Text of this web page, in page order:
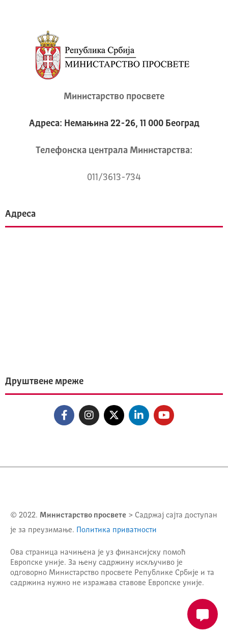
Министарство просвете
Адреса: Немањина 22-26, 11 000 Београд
Телeфонска централа Mинистарства:
011/3613-734
Адреса
Друштвене мреже
© 2022. Министарство просвете > Садржај сајта доступан
је за преузимање. Политика приватности
Ова страница начињена је уз финансијску помоћ
Европске уније. За њену садржину искључиво је
одговорно Министарство просвете Републике Србије и та
садржина нужно не изражава ставове Европске уније.